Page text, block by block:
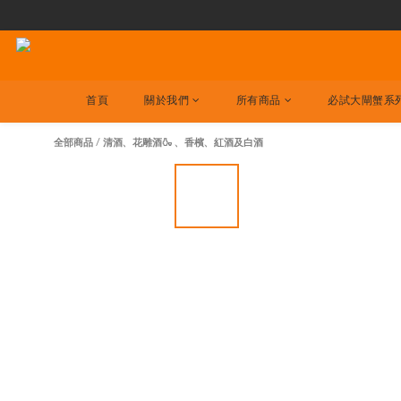
首頁 關於我們 所有商品 必試大閘蟹系
全部商品 / 清酒、花雕酒🍶 、香檳、紅酒及白酒